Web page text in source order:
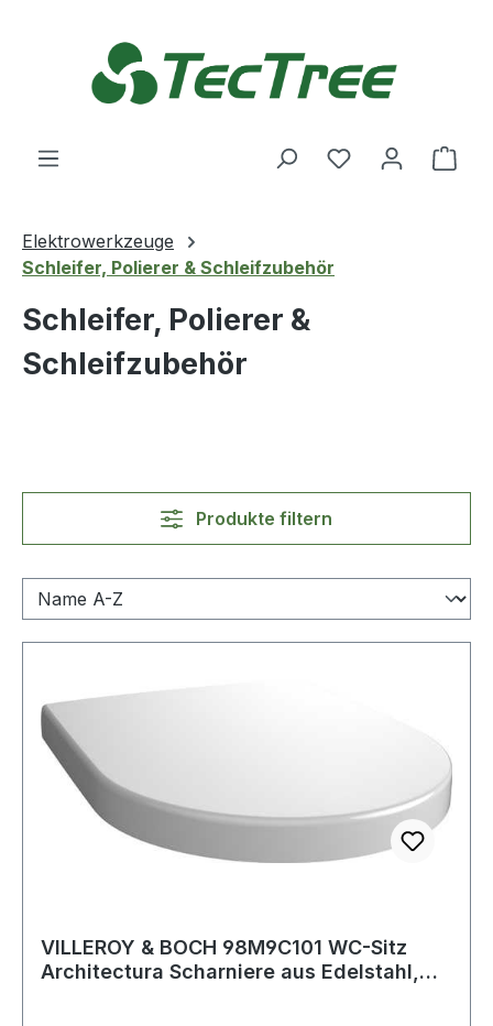
Du hast 0
Elektrowerkzeuge
Schleifer, Polierer & Schleifzubehör
Schleifer, Polierer &
Schleifzubehör
Produkte filtern
VILLEROY & BOCH 98M9C101 WC-Sitz
Architectura Scharniere aus Edelstahl,